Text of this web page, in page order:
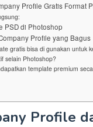
Profile Gratis Format
PSD di Photoshop
Profile yang Bagus
gratis bisa di gunakan untuk
selain Photoshop?
template premium
Profile